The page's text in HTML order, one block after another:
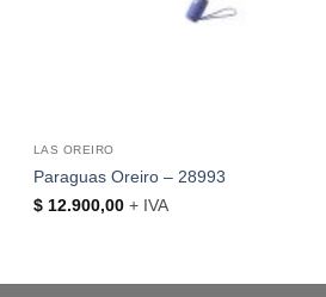
LAS OREIRO
Paraguas Oreiro – 28993
$12.900,00+ IVA